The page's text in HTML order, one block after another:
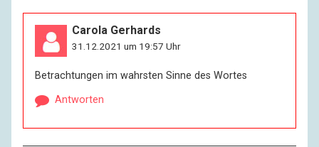
Carola Gerhards
31.12.2021 um 19:57 Uhr
Betrachtungen im wahrsten Sinne des Wortes
Antworten